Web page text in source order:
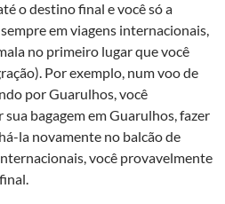
o destino final e você só a
em viagens internacionais,
no primeiro lugar que você
Por exemplo, num voo de
por Guarulhos, você
bagagem em Guarulhos, fazer
la novamente no balcão de
você provavelmente